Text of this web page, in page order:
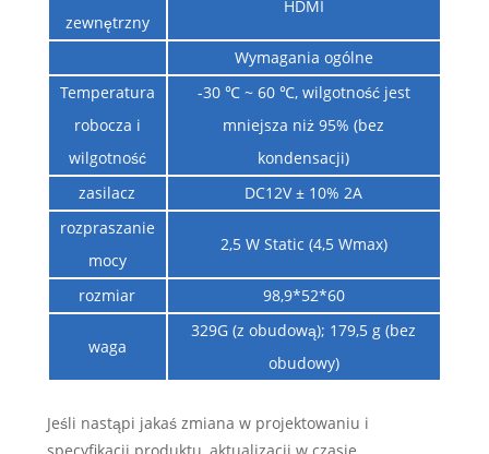
zewnętrzny
HDMI
Wymagania ogólne
Temperatura
robocza i
wilgotność
-30 ℃ ~ 60 ℃, wilgotność jest
mniejsza niż 95% (bez
kondensacji)
zasilacz
DC12V ± 10% 2A
rozpraszanie
mocy
2,5 W Static (4,5 Wmax)
rozmiar 98,9*52*60
waga
329G (z obudową); 179,5 g (bez
obudowy)
Jeśli nastąpi jakaś zmiana w projektowaniu i